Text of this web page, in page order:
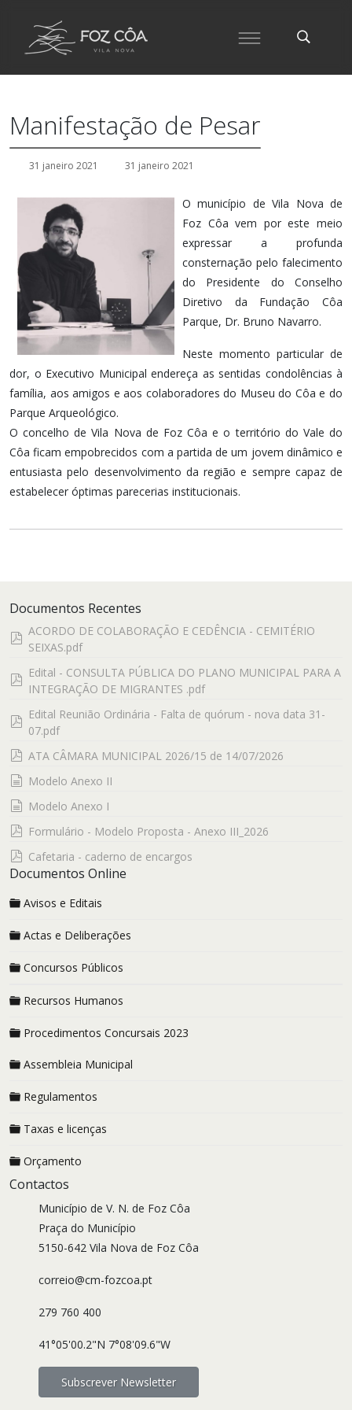
Manifestação de Pesar
31 janeiro 2021 31 janeiro 2021
O município de Vila Nova de
Foz Côa vem por este meio
expressar a profunda
consternação pelo falecimento
do Presidente do Conselho
Diretivo da Fundação Côa
Parque, Dr. Bruno Navarro.
Neste momento particular de
dor, o Executivo Municipal endereça as sentidas condolências à
família, aos amigos e aos colaboradores do Museu do Côa e do
Parque Arqueológico.
O concelho de Vila Nova de Foz Côa e o território do Vale do
Côa ficam empobrecidos com a partida de um jovem dinâmico e
entusiasta pelo desenvolvimento da região e sempre capaz de
estabelecer óptimas parecerias institucionais.
Documentos Recentes
pdf
ACORDO DE COLABORAÇÃO E CEDÊNCIA - CEMITÉRIO
SEIXAS.pdf
pdf
Edital - CONSULTA PÚBLICA DO PLANO MUNICIPAL PARA A
INTEGRAÇÃO DE MIGRANTES .pdf
pdf
Edital Reunião Ordinária - Falta de quórum - nova data 31-
07.pdf
pdf
ATA CÂMARA MUNICIPAL 2026/15 de 14/07/2026
documento
Modelo Anexo II
documento
Modelo Anexo I
pdf
Formulário - Modelo Proposta - Anexo III_2026
pdf
Cafetaria - caderno de encargos
Documentos Online
Avisos e Editais
Actas e Deliberações
Concursos Públicos
Recursos Humanos
Procedimentos Concursais 2023
Assembleia Municipal
Regulamentos
Taxas e licenças
Orçamento
Contactos
Município de V. N. de Foz Côa
Praça do Município
5150-642 Vila Nova de Foz Côa
correio@cm-fozcoa.pt
279 760 400
41°05'00.2"N 7°08'09.6"W
Subscrever Newsletter